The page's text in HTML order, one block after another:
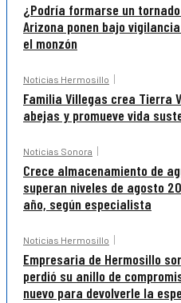
¿Podría formarse un
Arizona ponen bajo
el monzón
Noticias Hermosillo
Familia Villegas crea Tierra
abejas y promueve vida
Noticias Sonora
Crece almacenamiento de
superan niveles de agosto
año, según especialista
Noticias Hermosillo
Empresaria de Hermosillo
perdió su anillo de
nuevo para devolverle la